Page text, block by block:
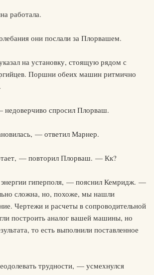
работала.
они послали за Плорвашем.
на установку, стоящую рядом с
Поршни обеих машин ритмично
спросил Плорваш.
— ответил Марнер.
— повторил Плорваш. — Кк?
гиперполя, — пояснил Кемридж. —
сложна, но, похоже, мы нашли
Чертежи и расчеты в сопроводительной
построить аналог вашей машины, но
то есть выполнили поставленное
трудности, — усмехнулся